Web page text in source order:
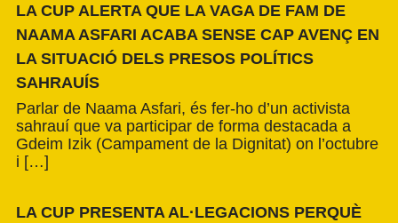
LA CUP ALERTA QUE LA VAGA DE FAM DE
NAAMA ASFARI ACABA SENSE CAP AVENÇ EN
LA SITUACIÓ DELS PRESOS POLÍTICS
SAHRAUÍS
Parlar de Naama Asfari, és fer-ho d’un activista
sahrauí que va participar de forma destacada a
Gdeim Izik (Campament de la Dignitat) on l’octubre
i […]
LA CUP PRESENTA AL·LEGACIONS PERQUÈ